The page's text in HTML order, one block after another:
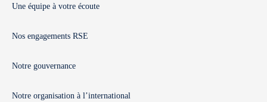
Une équipe à votre écoute
Nos engagements RSE
Notre gouvernance
Notre organisation à l’international